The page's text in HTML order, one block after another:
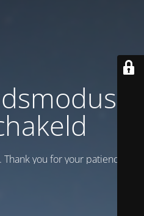
is
you for your patience!